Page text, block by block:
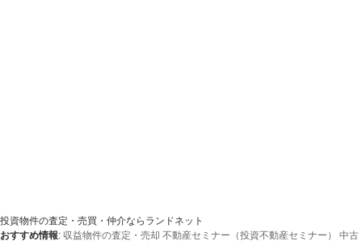
投資物件の査定・売買・仲介ならランドネット
おすすめ情報: 収益物件の査定・売却 不動産セミナー（投資不動産セミナー）
中古